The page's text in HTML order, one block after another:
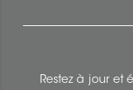
Restez à jour et